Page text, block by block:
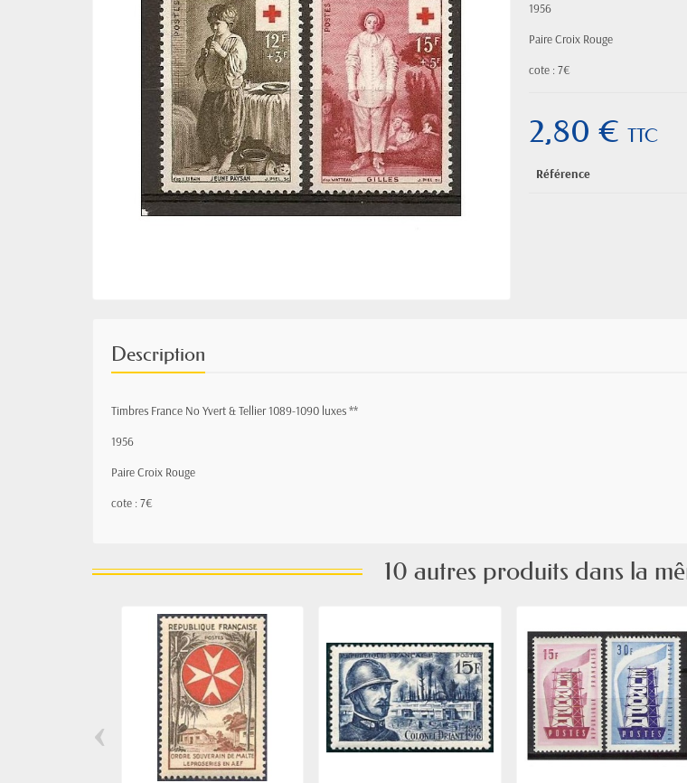
1956
Paire Croix Rouge
cote : 7€
2,80 €TTC
Référence
Description
Timbres France No Yvert & Tellier 1089-1090 luxes **
1956
Paire Croix Rouge
cote : 7€
10 autres produits dans la
‹